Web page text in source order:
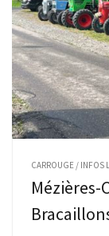
CARROUGE / INFOS
Mézières-